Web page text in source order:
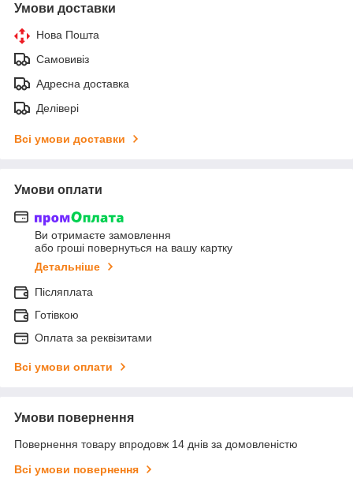
Умови доставки
Нова Пошта
Самовивіз
Адресна доставка
Делівері
Всі умови доставки
Умови оплати
Ви отримаєте замовлення
або гроші повернуться на вашу картку
Детальніше
Післяплата
Готівкою
Оплата за реквізитами
Всі умови оплати
Умови повернення
Повернення товару впродовж 14 днів за домовленістю
Всі умови повернення